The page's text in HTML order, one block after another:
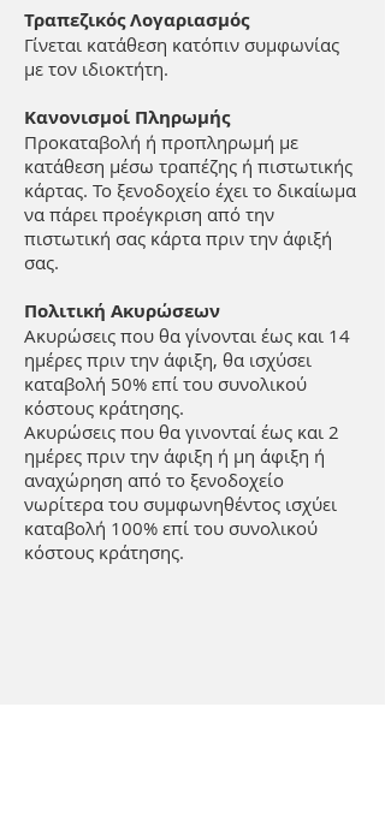
Τραπεζικός Λογαριασμός
Γίνεται κατάθεση κατόπιν συμφωνίας
με τον ιδιοκτήτη.
Κανονισμοί Πληρωμής
Προκαταβολή ή προπληρωμή με
κατάθεση μέσω τραπέζης ή πιστωτικής
κάρτας. Το ξενοδοχείο έχει το δικαίωμα
να πάρει προέγκριση από την
πιστωτική σας κάρτα πριν την άφιξή
σας.
Πολιτική Ακυρώσεων
Ακυρώσεις που θα γίνονται έως και 14
ημέρες πριν την άφιξη, θα ισχύσει
καταβολή 50% επί του συνολικού
κόστους κράτησης.
Ακυρώσεις που θα γινονταί έως και 2
ημέρες πριν την άφιξη ή μη άφιξη ή
αναχώρηση από το ξενοδοχείο
νωρίτερα του συμφωνηθέντος ισχύει
καταβολή 100% επί του συνολικού
κόστους κράτησης.